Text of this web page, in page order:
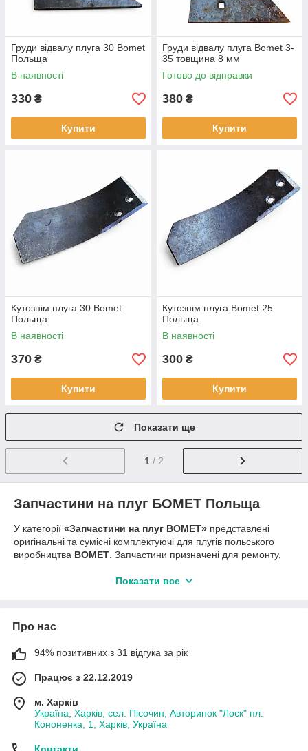
Груди відвалу плуга 30 Bomet
Польща
В наявності
330 ₴
Купити
Груди відвалу плуга Bomet 3-
35 товщина 8 мм
Готово до відправки
380 ₴
Купити
Кутознім плуга 30 Bomet
Польща
В наявності
370 ₴
Купити
Кутознім плуга Bomet 25
Польща
В наявності
300 ₴
Купити
Показати ще
1 / 2
Запчастини на плуг БОМЕТ Польща
У категорії «Запчастини на плуг BOMET» представлені
оригінальні та сумісні комплектуючі для плугів польського
виробництва BOMET . Запчастини призначені для ремонту,
при основній обробці ґрунту та оранці.
черевики, кронштейни та кріплення.
експлуатацію на легких, середніх та важких ґрунтах.
Запчастини на плуг BOMET забезпечують
глибину обробки, якісний оберт пласта і тривалий
термін служби плуга,
польових роботах.
Переваги:
сумісність із плугами
Показати все
Про нас
94% позитивних з 31 відгука за рік
Працює з 22.12.2019
м. Харків
Україна, Харків, сел. Пісочин, Авторинок "Лоск" пл.
Кононенка, 1, Харків, Україна